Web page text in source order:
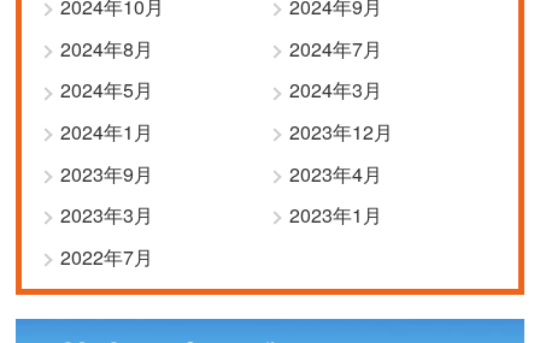
2024年10月
2024年9月
2024年8月
2024年7月
2024年5月
2024年3月
2024年1月
2023年12月
2023年9月
2023年4月
2023年3月
2023年1月
2022年7月